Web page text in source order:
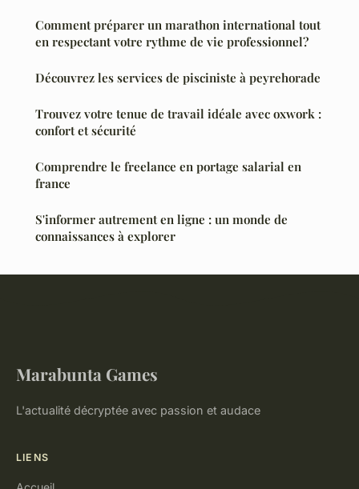
Comment préparer un marathon international tout
en respectant votre rythme de vie professionnel?
Découvrez les services de pisciniste à peyrehorade
Trouvez votre tenue de travail idéale avec oxwork :
confort et sécurité
Comprendre le freelance en portage salarial en
france
S'informer autrement en ligne : un monde de
connaissances à explorer
Marabunta Games
L'actualité décryptée avec passion et audace
LIENS